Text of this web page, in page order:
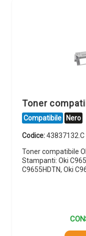
Toner
Compatibile Nero
Codice:43837132.C
Toner compatibile
Stampanti: Oki
C9655HDTN, Oki